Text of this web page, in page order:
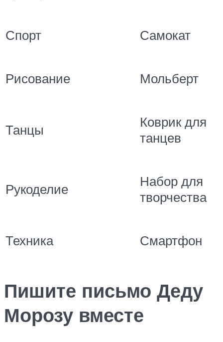
Спорт Самокат
Рисование Мольберт
Танцы
Коврик для
танцев
Рукоделие
Набор для
творчества
Техника Смартфон
Пишите письмо Деду
Морозу вместе